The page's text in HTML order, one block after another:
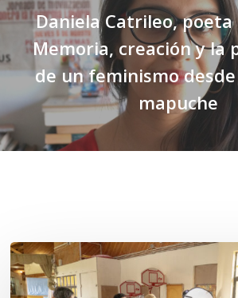
Daniela Catrileo, poeta
Memoria, creación y la
de un feminismo
mapuche
Toda
el